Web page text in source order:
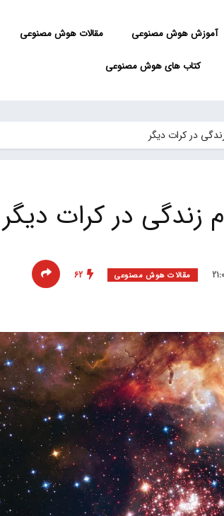
آموزش هوش مصنوعی مقالات هوش مصنوعی
کتاب های هوش مصنوعی
زندگی در کرات دیگر
مقالات هوش مصنوعی
62